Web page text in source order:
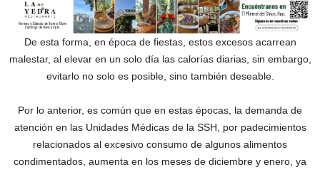
De esta forma, en época de fiestas, estos excesos acarrean
malestar, al elevar en un solo día las calorías diarias, sin embargo,
evitarlo no solo es posible, sino también deseable.
Por lo anterior, es común que en estas épocas, la demanda de
atención en las Unidades Médicas de la SSH, por padecimientos
relacionados al excesivo consumo de algunos alimentos
condimentados, aumenta en los meses de diciembre y enero, ya